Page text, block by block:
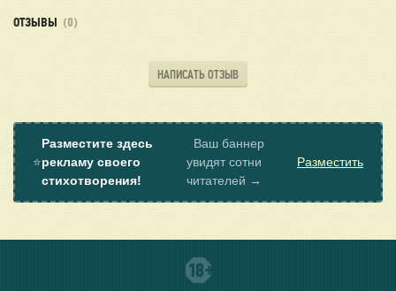
ОТЗЫВЫ (0)
НАПИСАТЬ ОТЗЫВ
⭐
Разместите здесь
рекламу своего
стихотворения!
Ваш баннер
увидят сотни
читателей →
Разместить